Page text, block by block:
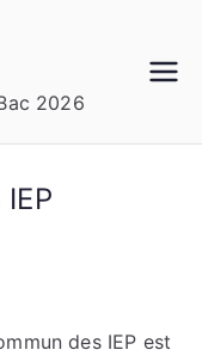
2026
des IEP est